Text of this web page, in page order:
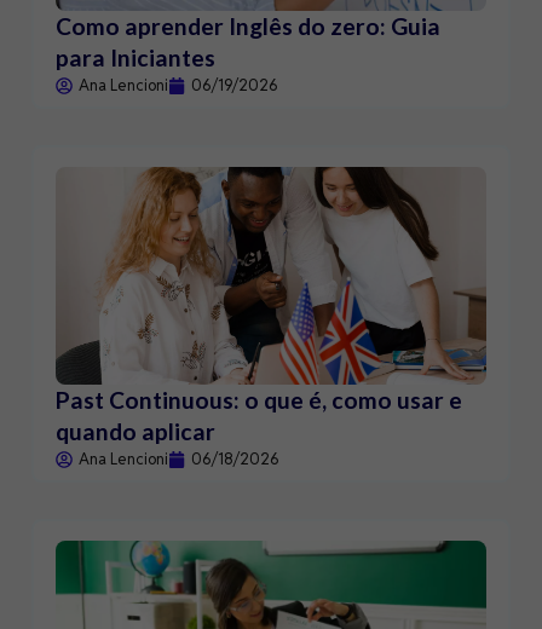
Como aprender Inglês do zero: Guia
para Iniciantes
Ana Lencioni 06/19/2026
Past Continuous: o que é, como usar e
quando aplicar
Ana Lencioni 06/18/2026